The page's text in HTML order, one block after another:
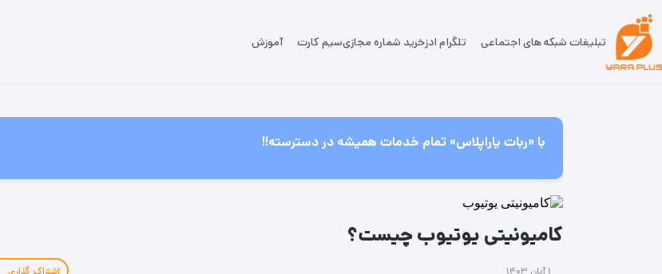
تبلیغات شبکه های اجتماعی تلگرام ادزخرید شماره مجازیسیم کارت آموزش
با «ربات یاراپلاس» تمام خدمات همیشه در دسترسته!!
کامیونیتی یوتیوب چیست؟
۱ آبان ۱۴۰۳ اشتراک گذاری